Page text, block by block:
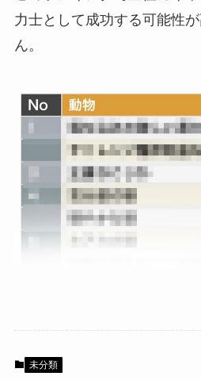
力士として成功する可能性
ん。
未分類